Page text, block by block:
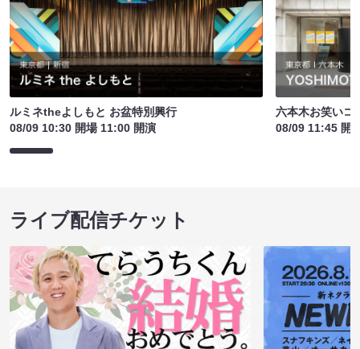
ルミネtheよしもと お盆特別興行
08/09 10:30 開場 11:00 開演
六本木お笑いコ
08/09 11:45 開
ライブ配信チケット